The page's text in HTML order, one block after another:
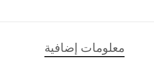
معلومات إضافية